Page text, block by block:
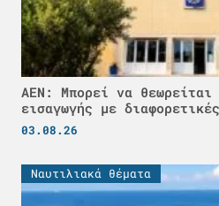
ΑΕΝ: Μπορεί να θεωρείται
εισαγωγής με
03.08.26
Ναυτιλιακά θέματα